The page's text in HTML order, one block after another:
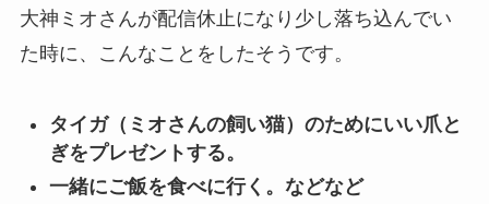
大神ミオさんが配信休止になり少し落ち込んでい
た時に、こんなことをしたそうです。
タイガ（ミオさんの飼い猫）のためにいい爪と
ぎをプレゼントする。
一緒にご飯を食べに行く。などなど